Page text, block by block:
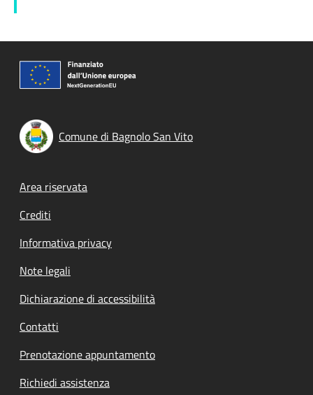
Comune di Bagnolo San Vito
Footer menu
Area riservata
Crediti
Informativa privacy
Note legali
Dichiarazione di accessibilità
Contatti
Prenotazione appuntamento
Richiedi assistenza